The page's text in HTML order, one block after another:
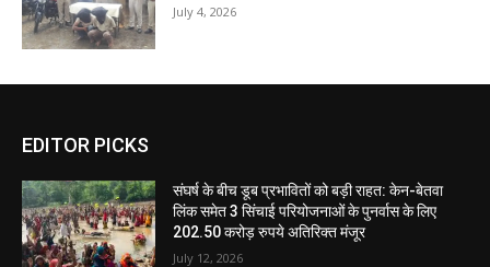
July 4, 2026
EDITOR PICKS
संघर्ष के बीच डूब प्रभावितों को बड़ी राहत: केन-बेतवा
लिंक समेत 3 सिंचाई परियोजनाओं के पुनर्वास के लिए
202.50 करोड़ रुपये अतिरिक्त मंजूर
July 12, 2026